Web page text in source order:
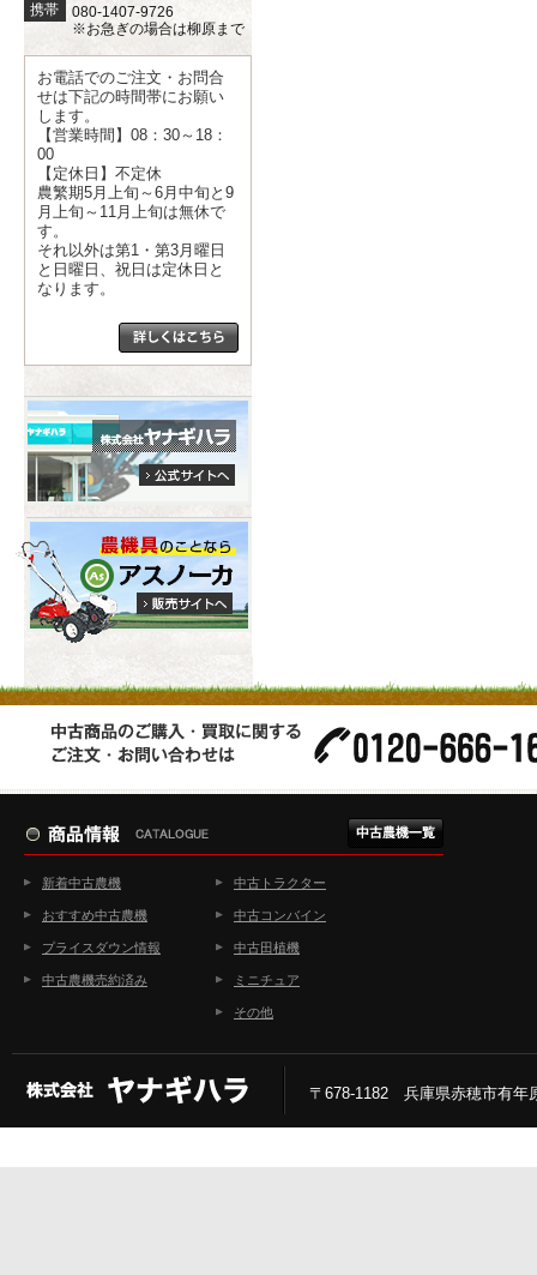
携帯
080-1407-9726
※お急ぎの場合は柳原まで
お電話でのご注文・お問合
せは下記の時間帯にお願い
します。
【営業時間】08：30～18：
00
【定休日】不定休
農繁期5月上旬～6月中旬と9
月上旬～11月上旬は無休で
す。
それ以外は第1・第3月曜日
と日曜日、祝日は定休日と
なります。
新着中古農機
おすすめ中古農機
プライスダウン情報
中古農機売約済み
中古トラクター
中古コンバイン
中古田植機
ミニチュア
その他
〒678-1182 兵庫県赤穂市有年